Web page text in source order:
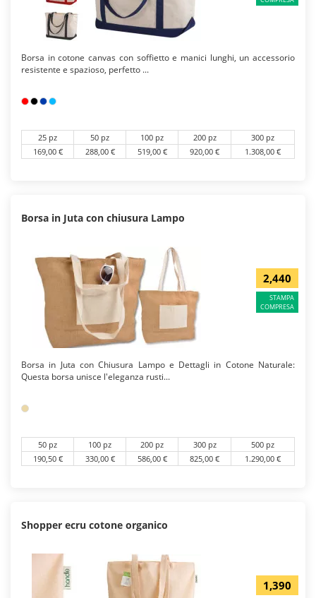
Borsa in cotone canvas con soffietto e manici lunghi, un accessorio
resistente e spazioso, perfetto ...
25 pz 50 pz 100 pz 200 pz
300 pz
169,00 €
288,00 € 519,00 € 920,00 € 1.308,00 €
Borsa in Juta con chiusura Lampo
2,440
STAMPA
COMPRESA
Borsa in Juta con Chiusura Lampo e Dettagli in Cotone Naturale:
Questa borsa unisce l'eleganza rusti...
50 pz 100 pz 200 pz 300 pz
500 pz
190,50 €
330,00 € 586,00 € 825,00 € 1.290,00 €
Shopper ecru cotone organico
1,390